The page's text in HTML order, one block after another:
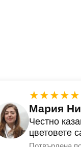
★★★★★
Мария
Честно
цветовете